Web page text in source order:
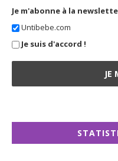
Je m'abonne à la
Untibebe.com
Je suis d'accord !